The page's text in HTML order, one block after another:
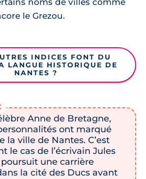
noms de villes comme
le Grezou.
INDICES FONT DU
LANGUE HISTORIQUE DE
NANTES ?
Anne de Bretagne,
ont marqué
la ville de Nantes. C’est
le cas de l’écrivain Jules
une carrière
la cité des Ducs avant